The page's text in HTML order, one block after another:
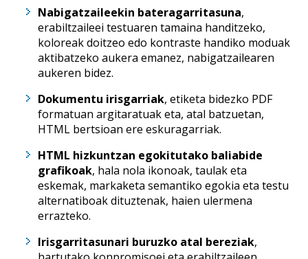
Nabigatzaileekin bateragarritasuna,
erabiltzaileei testuaren tamaina handitzeko,
koloreak doitzeo edo kontraste handiko moduak
aktibatzeko aukera emanez, nabigatzailearen
aukeren bidez.
Dokumentu irisgarriak, etiketa bidezko PDF
formatuan argitaratuak eta, atal batzuetan,
HTML bertsioan ere eskuragarriak.
HTML hizkuntzan egokitutako baliabide
grafikoak, hala nola ikonoak, taulak eta
eskemak, markaketa semantiko egokia eta testu
alternatiboak dituztenak, haien ulermena
errazteko.
Irisgarritasunari buruzko atal bereziak,